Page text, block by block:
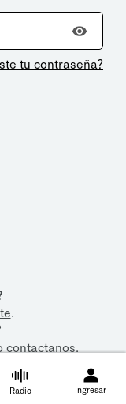
tu contraseña?
.
contactanos.
Radio Ingresar